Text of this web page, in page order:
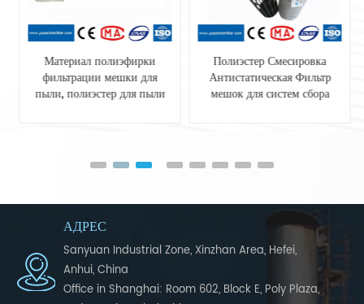
Материал полиэфирки
фильтрации мешки для
пыли, полиэстер для пыли
Полиэстер Смесировка
Антистатическая Фильтр
мешок для систем сбора
АДРЕС
Sanyuan Industrial Zone, Xinzhan Area, Hefei,
Anhui, China
Office in Shanghai: Room 602, Block E, Poly Plaza,